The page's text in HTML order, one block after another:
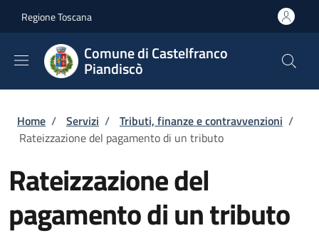
Regione Toscana
Comune di Castelfranco
Piandiscò
Briciole di pane
Home / Servizi / Tributi, finanze e contravvenzioni /
Rateizzazione del pagamento di un tributo
Rateizzazione del
pagamento di un tributo